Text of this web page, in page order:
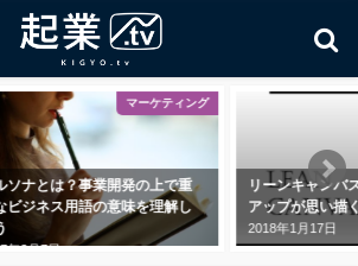
起業・起業家
リーンキャンバスとは？ スタート
アップが思い描くべき9つの項目
2018年1月17日
鬼速PDCAと
フレームワ
る
2018年8月11日